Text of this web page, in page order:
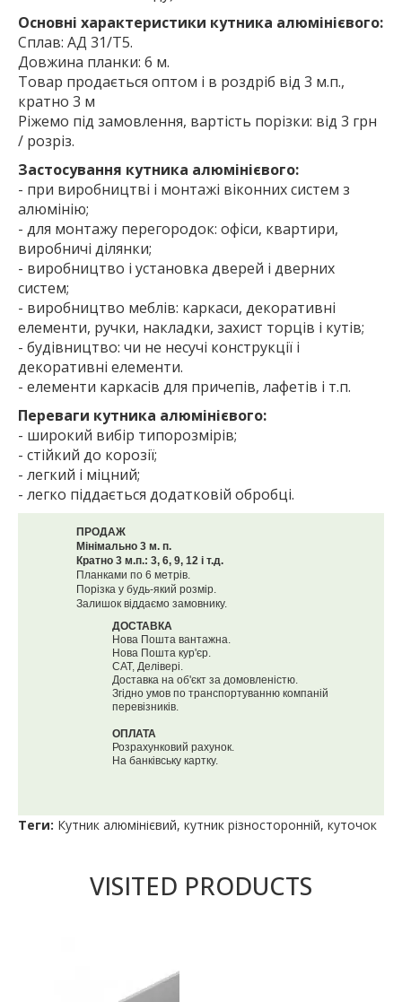
Основні характеристики кутника алюмінієвого:
Сплав: АД 31/Т5.
Довжина планки: 6 м.
Товар продається оптом і в роздріб від 3 м.п.,
кратно 3 м
Ріжемо під замовлення, вартість порізки: від 3 грн
/ розріз.
Застосування кутника алюмінієвого:
- при виробництві і монтажі віконних систем з
алюмінію;
- для монтажу перегородок: офіси, квартири,
виробничі ділянки;
- виробництво і установка дверей і дверних
систем;
- виробництво меблів: каркаси, декоративні
елементи, ручки, накладки, захист торців і кутів;
- будівництво: чи не несучі конструкції і
декоративні елементи.
- елементи каркасів для причепів, лафетів і т.п.
Переваги кутника алюмінієвого:
- широкий вибір типорозмірів;
- стійкий до корозії;
- легкий і міцний;
- легко піддається додатковій обробці.
ПРОДАЖ
Мінімально 3 м. п.
Кратно 3 м.п.: 3, 6, 9, 12 і т.д.
Планками по 6 метрів.
Порізка у будь-який розмір.
Залишок віддаємо замовнику.
ДОСТАВКА
Нова Пошта вантажна.
Нова Пошта кур'єр.
САТ, Делівері.
Доставка на об'єкт за домовленістю.
Згідно умов по транспортуванню компаній
перевізників.
ОПЛАТА
Розрахунковий рахунок.
На банківську картку.
Теги: Кутник алюмінієвий, кутник різносторонній, куточок
VISITED PRODUCTS